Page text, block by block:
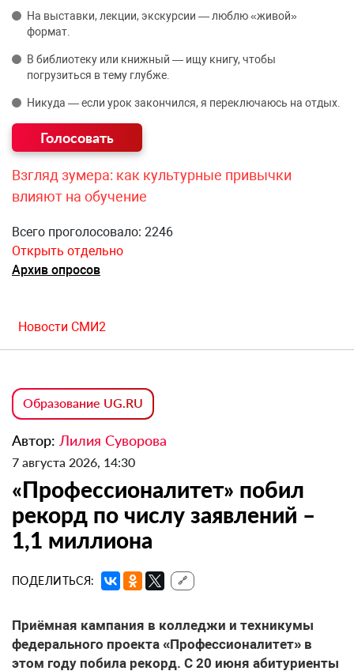
На выставки, лекции, экскурсии — люблю «живой»
формат.
В библиотеку или книжный — ищу книгу, чтобы
погрузиться в тему глубже.
Никуда — если урок закончился, я переключаюсь на отдых.
Взгляд зумера: как культурные привычки
влияют на обучение
Всего проголосовало: 2246
Открыть отдельно
Архив опросов
Новости СМИ2
Образование UG.RU
Автор: Лилия Суворова
7 августа 2026, 14:30
«Профессионалитет» побил
рекорд по числу заявлений –
1,1 миллиона
ПОДЕЛИТЬСЯ: 🔗
Приёмная кампания в колледжи и техникумы
федерального проекта «Профессионалитет» в
этом году побила рекорд. С 20 июня абитуриенты